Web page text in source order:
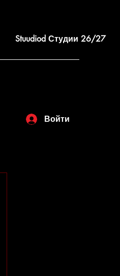
Stuudiod Студии 26/27
Войти